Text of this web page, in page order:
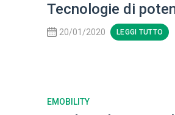
Tecnologie di
20/01/2020 LEGGI TUTTO
EMOBILITY